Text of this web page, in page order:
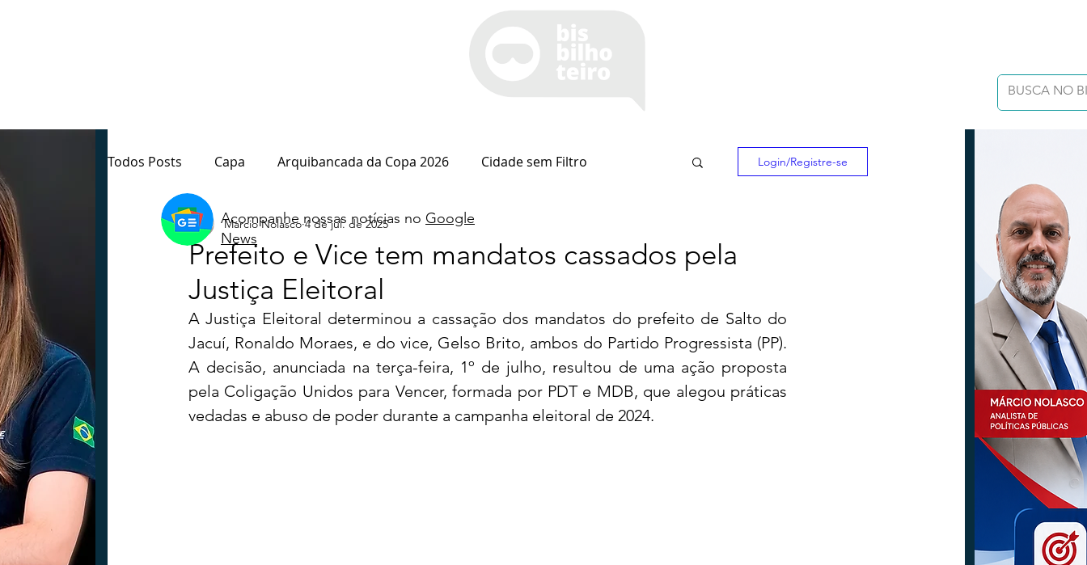
Todos Posts Capa Arquibancada da Copa 2026 Cidade sem Filtro
Quarto Poder Sala de Redação Espaço Itaipu
Destaque Paraná Política
Notas do Motta Coluna André Marsiglia (Im)pertinências
Tecnologia Nacional Internacional Justiça Fama-Celebridades
Login/Registre-se
Prefeito e Vice tem mandatos cassados pela
Justiça Eleitoral
Marcio Nolasco 4 de jul. de 2025
A Justiça Eleitoral determinou a cassação dos mandatos do prefeito de Salto do
Jacuí, Ronaldo Moraes, e do vice, Gelso Brito, ambos do Partido Progressista (PP).
A decisão, anunciada na terça-feira, 1º de julho, resultou de uma ação proposta
pela Coligação Unidos para Vencer, formada por PDT e MDB, que alegou práticas
vedadas e abuso de poder durante a campanha eleitoral de 2024.
Acompanhe nossas notícias no Google
News